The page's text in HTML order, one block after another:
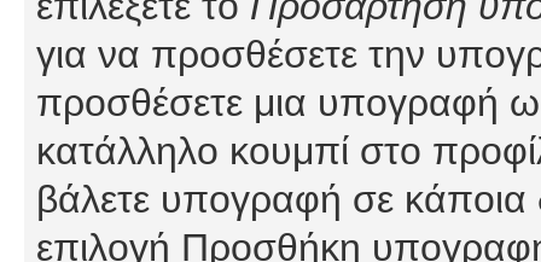
για να προσθέσετε την
προσθέσετε μια υπογραφή
κατάλληλο κουμπί στο
βάλετε υπογραφή σε κάποια
επιλογή Προσθήκη